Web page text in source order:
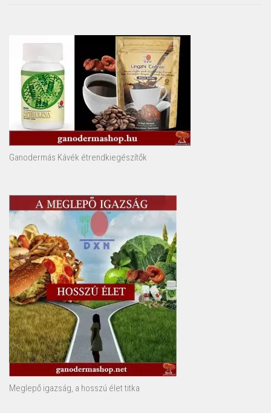
Ganodermás Kávék étrendkiegészítők
Meglepő igazság, a hosszú élet titka